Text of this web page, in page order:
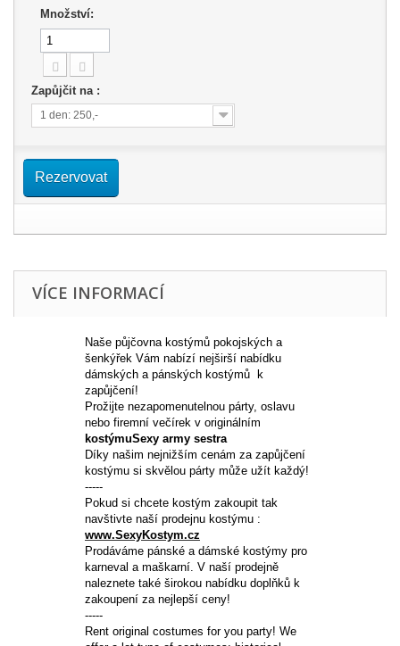
Množství:
Zapůjčit na :
1 den: 250,-
Rezervovat
VÍCE INFORMACÍ
Naše půjčovna kostýmů pokojských a
šenkýřek Vám nabízí nejširší nabídku
dámských a pánských kostýmů k
zapůjčení!
Prožijte nezapomenutelnou párty, oslavu
nebo firemní večírek v originálním
kostýmuSexy army sestra
Díky našim nejnižším cenám za zapůjčení
kostýmu si skvělou párty může užít každý!
-----
Pokud si chcete kostým zakoupit tak
navštivte naší prodejnu kostýmu :
www.SexyKostym.cz
Prodáváme pánské a dámské kostýmy pro
karneval a maškarní. V naší prodejně
naleznete také širokou nabídku doplňků k
zakoupení za nejlepší ceny!
-----
Rent original costumes for you party! We